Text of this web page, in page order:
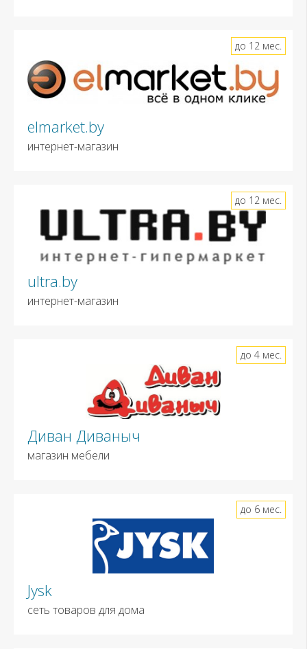
elmarket.by
интернет-магазин
до 12 мес.
ultra.by
интернет-магазин
до 12 мес.
Диван Диваныч
магазин мебели
до 4 мес.
Jysk
сеть товаров для дома
до 6 мес.